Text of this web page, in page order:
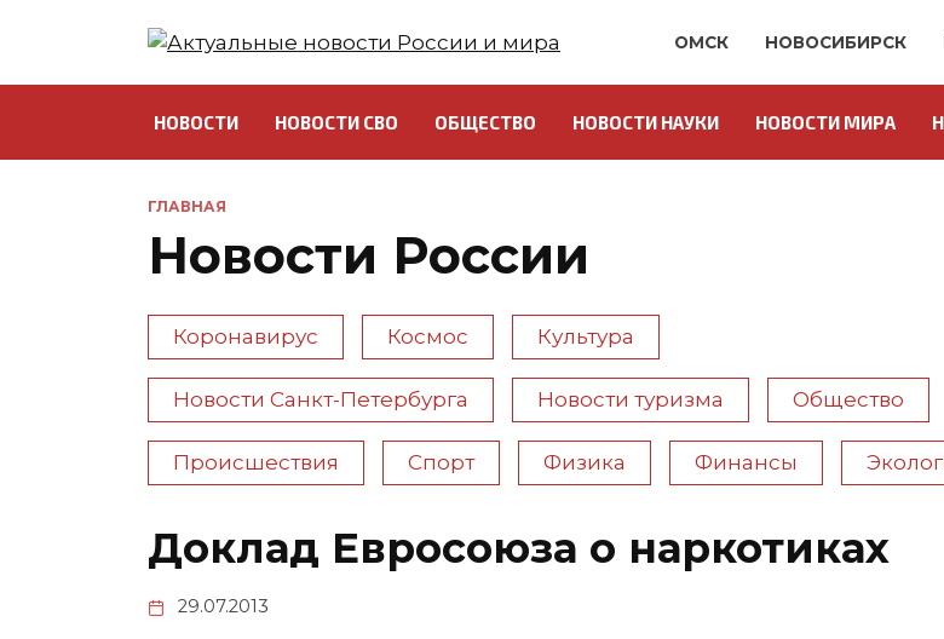
ОМСК НОВОСИБИРСК
НОВОСТИ НОВОСТИ СВО ОБЩЕСТВО НОВОСТИ НАУКИ НОВОСТИ МИРА
ГЛАВНАЯ
Новости России
Коронавирус Космос Культура
Новости Санкт-Петербурга Новости туризма Общество
Происшествия Спорт Физика Финансы
Доклад Евросоюза о наркотиках
29.07.2013